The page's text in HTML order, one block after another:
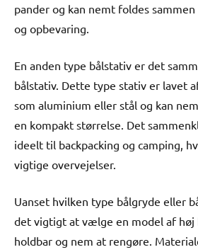
pander og kan nemt foldes
og opbevaring.
En anden type bålstativ er det
bålstativ. Dette type stativ er lavet
som aluminium eller stål og kan
en kompakt størrelse. Det
ideelt til backpacking og camping,
vigtige overvejelser.
Uanset hvilken type bålgryde eller
det vigtigt at vælge en model af høj
holdbar og nem at rengøre.